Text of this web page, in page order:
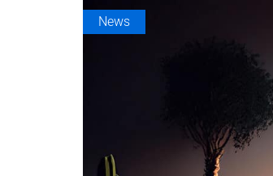
News